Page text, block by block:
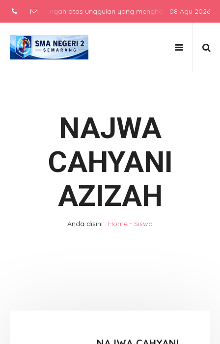
menengah atas unggulan yang menghasilkan lulusan
08 Agu 2026
NAJWA
CAHYANI
AZIZAH
Anda disini : Home - Siswa